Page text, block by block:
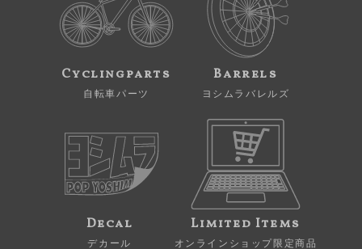
Cyclingparts
自転車パーツ
Barrels
ヨシムラバレルズ
Decal
デカール
Limited Items
オンラインショップ限定商品